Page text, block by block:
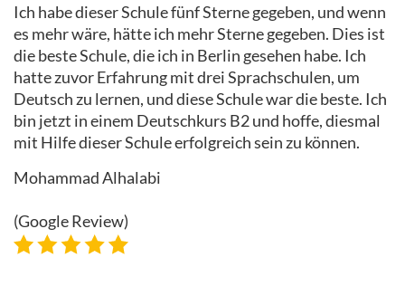
Ich habe dieser Schule fünf Sterne gegeben, und wenn
es mehr wäre, hätte ich mehr Sterne gegeben. Dies ist
die beste Schule, die ich in Berlin gesehen habe. Ich
hatte zuvor Erfahrung mit drei Sprachschulen, um
Deutsch zu lernen, und diese Schule war die beste. Ich
bin jetzt in einem Deutschkurs B2 und hoffe, diesmal
mit Hilfe dieser Schule erfolgreich sein zu können.
Mohammad Alhalabi
(Google Review)